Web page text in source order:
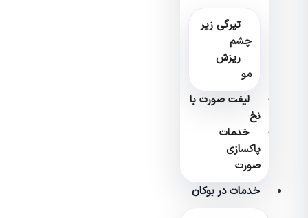
تیرگی زیر
چشم
ریزش
لیفت صورت با
خدمات
پاکسازی
صورت
خدمات در بوکان